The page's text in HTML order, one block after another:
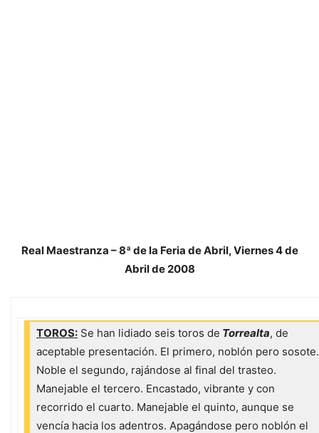
Real Maestranza – 8ª de la Feria de Abril, Viernes 4 de
Abril de 2008
TOROS: Se han lidiado seis toros de Torrealta, de
aceptable presentación. El primero, noblón pero sosote.
Noble el segundo, rajándose al final del trasteo.
Manejable el tercero. Encastado, vibrante y con
recorrido el cuarto. Manejable el quinto, aunque se
vencía hacia los adentros. Apagándose pero noblón el